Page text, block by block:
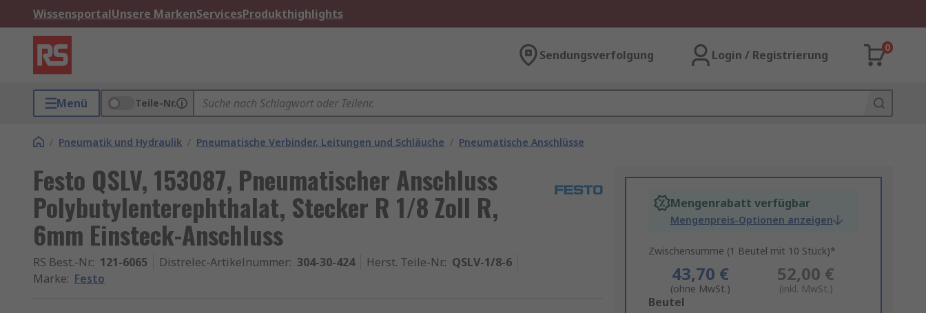
WissensportalUnsere MarkenServicesProdukthighlights
Sendungsverfolgung Login / Registrierung
0
Menü Teile-Nr.
/ Pneumatik und Hydraulik / Pneumatische Verbinder, Leitungen und Schläuche / Pneumatische Anschlüsse
Festo QSLV, 153087, Pneumatischer Anschluss
Polybutylenterephthalat, Stecker R 1/8 Zoll R,
6mm Einsteck-Anschluss
RS Best.-Nr.: 121-6065 Distrelec-Artikelnummer: 304-30-424 Herst. Teile-Nr.: QSLV-1/8-6
Marke: Festo
Mengenrabatt verfügbar
Mengenpreis-Optionen anzeigen
Zwischensumme (1 Beutel mit 10 Stück)*
43,70 €
(ohne MwSt.)
52,00 €
(inkl. MwSt.)
Add
Beutel